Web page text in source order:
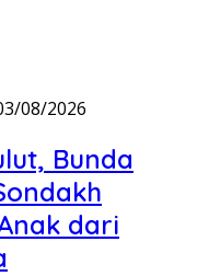
08/2026
Bunda
dari